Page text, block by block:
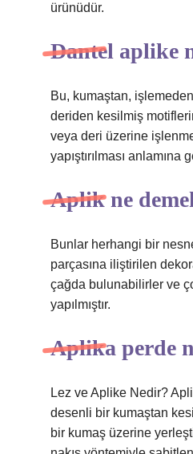
ürünüdür.
Dantel aplike
Bu, kumaştan,
deriden kesilmiş
veya deri üzerine
yapıştırılması anlamına
Aplik ne
Bunlar herhangi bir
parçasına iliştirilen
çağda bulunabilirler ve
yapılmıştır.
Aplika perde
Lez ve Aplike Nedir?
desenli bir kumaştan
bir kumaş üzerine